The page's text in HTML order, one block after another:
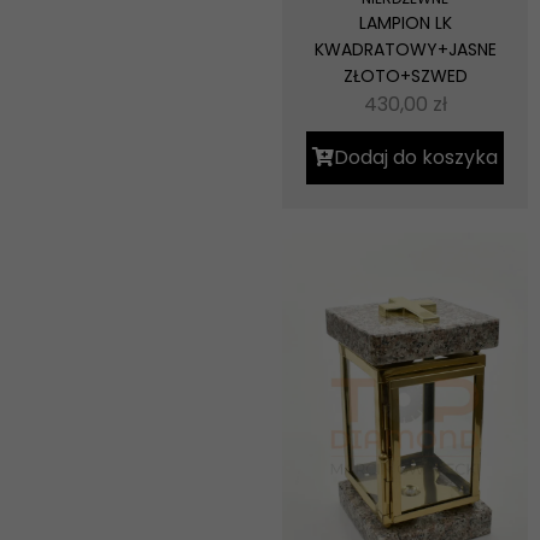
LAMPION LK
KWADRATOWY+JASNE
ZŁOTO+SZWED
430,00 zł
Dodaj do koszyka